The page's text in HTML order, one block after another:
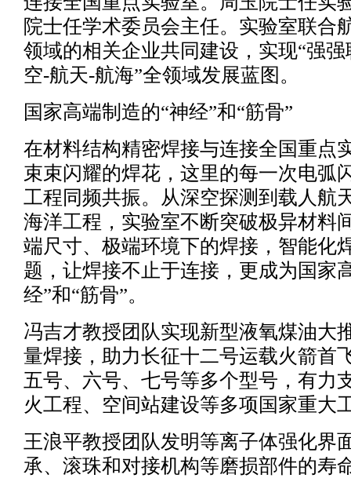
院士任学术委员会主任。实验室联合
领域的相关企业共同建设，实现“强强
空-航天-航海”全领域发展蓝图。
国家高端制造的“神经”和“筋骨”
在材料结构精密焊接与连接全国重点
束束闪耀的焊花，这里的每一次电弧
工程同频共振。从深空探测到载人航
海洋工程，实验室不断突破极异材料
端尺寸、极端环境下的焊接，智能化
题，让焊接不止于连接，更成为国家
经”和“筋骨”。
冯吉才教授团队实现新型液氧煤油大
量焊接，助力长征十二号运载火箭首
五号、六号、七号等多个型号，有力
火工程、空间站建设等多项国家重大
王浪平教授团队发明等离子体强化界
承、滚珠和对接机构等磨损部件的寿